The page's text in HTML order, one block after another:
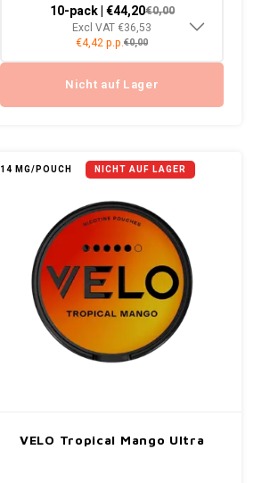
10-pack | €44,20€0,00
Excl VAT €36,53
€4,42 p.p.€0,00
Nicht auf Lager
14 MG/POUCH NICHT AUF LAGER
VELO Tropical Mango Ultra